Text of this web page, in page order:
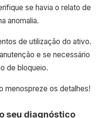
se havia o relato de
anomalia.
de utilização do ativo.
e se necessário
de bloqueio.
menospreze os detalhes!
seu diagnóstico